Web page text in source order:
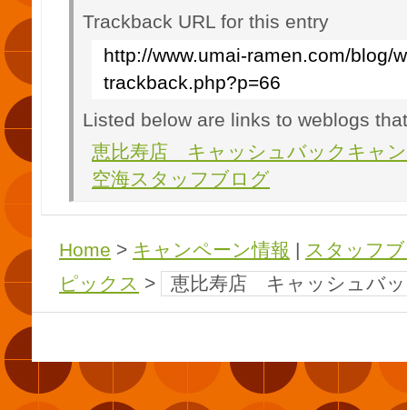
Trackback URL for this entry
http://www.umai-ramen.com/blog/
trackback.php?p=66
Listed below are links to weblogs
恵比寿店 キャッシュバックキャ
空海スタッフブログ
Home > キャンペーン情報 | スタッフ
ピックス > 恵比寿店 キャッシュバ